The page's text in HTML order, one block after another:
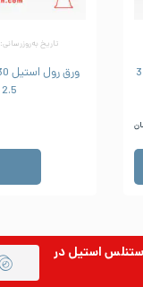
ورق رول استیل 430 عرض 1000 ضخامت 3
تاریخ به‌روزرسانی: ۱۲ مرداد ۱۴۰۵ | ۱۶:۳۳
2.5 مات 2B
استیلدر